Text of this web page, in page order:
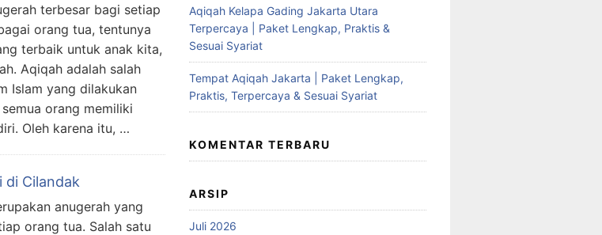
terbesar bagi setiap
orang tua, tentunya
terbaik untuk anak kita,
Aqiqah adalah salah
Islam yang dilakukan
orang memiliki
Oleh karena itu, …
di Cilandak
anugerah yang
orang tua. Salah satu
Aqiqah Kelapa Gading Jakarta Utara
Terpercaya | Paket Lengkap, Praktis &
Sesuai Syariat
Tempat Aqiqah Jakarta | Paket Lengkap,
Praktis, Terpercaya & Sesuai Syariat
KOMENTAR TERBARU
ARSIP
Juli 2026